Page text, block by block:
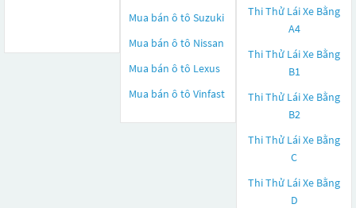
Mua bán ô tô Suzuki
Mua bán ô tô Nissan
Mua bán ô tô Lexus
Mua bán ô tô Vinfast
Thi Thử Lái Xe Bằng
A4
Thi Thử Lái Xe Bằng
B1
Thi Thử Lái Xe Bằng
B2
Thi Thử Lái Xe Bằng
C
Thi Thử Lái Xe Bằng
D